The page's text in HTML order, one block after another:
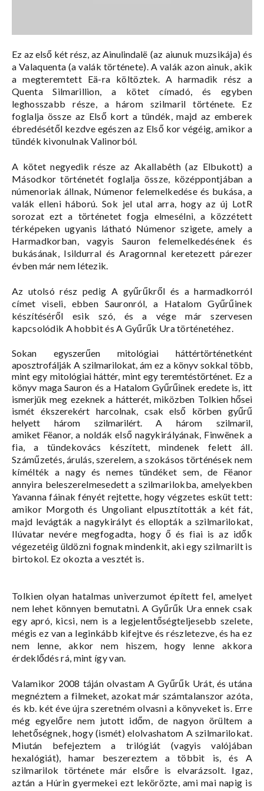
Ez az első két rész, az Ainulindalë (az aiunuk muzsikája) és
a Valaquenta (a valák története). A valák azon ainuk, akik
a megteremtett Eä-ra költöztek. A harmadik rész a
Quenta Silmarillion, a kötet címadó, és egyben
leghosszabb része, a három szilmaril története. Ez
foglalja össze az Első kort a tündék, majd az emberek
ébredésétől kezdve egészen az Első kor végéig, amikor a
tündék kivonulnak Valinorból.
A kötet negyedik része az Akallabêth (az Elbukott) a
Másodkor történetét foglalja össze, középpontjában a
númenoriak állnak, Númenor felemelkedése és bukása, a
valák elleni háború. Sok jel utal arra, hogy az új LotR
sorozat ezt a történetet fogja elmesélni, a közzétett
térképeken ugyanis látható Númenor szigete, amely a
Harmadkorban, vagyis Sauron felemelkedésének és
bukásának, Isildurral és Aragornnal keretezett párezer
évben már nem létezik.
Az utolsó rész pedig A gyűrűkről és a harmadkorról
címet viseli, ebben Sauronról, a Hatalom Gyűrűinek
készítéséről esik szó, és a vége már szervesen
kapcsolódik A hobbit és A Gyűrűk Ura történetéhez.
Sokan egyszerűen mitológiai háttértörténetként
aposztrofálják A szilmarilokat, ám ez a könyv sokkal több,
mint egy mitológiai háttér, mint egy teremtéstörténet. Ez a
könyv maga Sauron és a Hatalom Gyűrűinek eredete is, itt
ismerjük meg ezeknek a hátterét, miközben Tolkien hősei
ismét ékszerekért harcolnak, csak első körben gyűrű
helyett három szilmarilért. A három szilmaril,
amiket Fëanor, a noldák első nagykirályának, Finwënek a
fia, a tündekovács készített, mindenek felett áll.
Száműzetés, árulás, szerelem, a szokásos történések nem
kímélték a nagy és nemes tündéket sem, de Fëanor
annyira beleszerelmesedett a szilmarilokba, amelyekben
Yavanna fáinak fényét rejtette, hogy végzetes esküt tett:
amikor Morgoth és Ungoliant elpusztították a két fát,
majd levágták a nagykirályt és ellopták a szilmarilokat,
Ilúvatar nevére megfogadta, hogy ő és fiai is az idők
végezetéig üldözni fognak mindenkit, aki egy szilmarilt is
birtokol. Ez okozta a vesztét is.
Tolkien olyan hatalmas univerzumot épített fel, amelyet
nem lehet könnyen bemutatni. A Gyűrűk Ura ennek csak
egy apró, kicsi, nem is a legjelentőségteljesebb szelete,
mégis ez van a leginkább kifejtve és részletezve, és ha ez
nem lenne, akkor nem hiszem, hogy lenne akkora
érdeklődés rá, mint így van.
Valamikor 2008 táján olvastam A Gyűrűk Urát, és utána
megnéztem a filmeket, azokat már számtalanszor azóta,
és kb. két éve újra szeretném olvasni a könyveket is. Erre
még egyelőre nem jutott időm, de nagyon örültem a
lehetőségnek, hogy (ismét) elolvashatom A szilmarilokat.
Miután befejeztem a trilógiát (vagyis valójában
hexalógiát), hamar beszereztem a többit is, és A
szilmarilok története már elsőre is elvarázsolt. Igaz,
aztán a Húrin gyermekei ezt lekörözte, ami mai napig is